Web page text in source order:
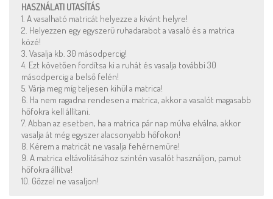
HASZNÁLATI UTASÍTÁS
1. A vasalható matricát helyezze a kívánt helyre!
2. Helyezzen egy egyszerű ruhadarabot a vasaló és a matrica
közé!
3. Vasalja kb. 30 másodpercig!
4. Ezt követően fordítsa ki a ruhát és vasalja további 30
másodpercig a belső felén!
5. Várja meg míg teljesen kihűl a matrica!
6. Ha nem ragadna rendesen a matrica, akkor a vasalót magasabb
hőfokra kell állítani.
7. Abban az esetben, ha a matrica pár nap múlva elválna, akkor
vasalja át még egyszer alacsonyabb hőfokon!
8. Kérem a matricát ne vasalja fehérneműre!
9. A matrica eltávolításához szintén vasalót használjon, pamut
hőfokra állítva!
10. Gőzzel ne vasaljon!